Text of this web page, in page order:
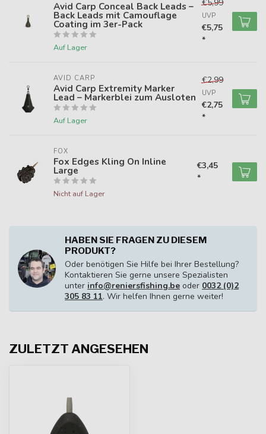
Avid Carp Conceal Back Leads –
Back Leads mit Camouflage
Coating im 3er-Pack
Auf Lager
€5,99
UVP
€5,75
*
AVID CARP
Avid Carp Extremity Marker
Lead – Markerblei zum Ausloten
Auf Lager
€2,99
UVP
€2,75
*
FOX
Fox Edges Kling On Inline
Large
Nicht auf Lager
€3,45
*
HABEN SIE FRAGEN ZU DIESEM
PRODUKT?
Oder benötigen Sie Hilfe bei Ihrer Bestellung?
Kontaktieren Sie gerne unsere Spezialisten
unter info@reniersfishing.be oder 0032 (0)2
305 83 11. Wir helfen Ihnen gerne weiter!
ZULETZT ANGESEHEN